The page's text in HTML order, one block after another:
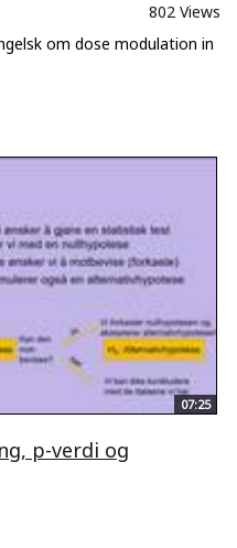
802 Views
om dose modulation in
07:25
p-verdi og